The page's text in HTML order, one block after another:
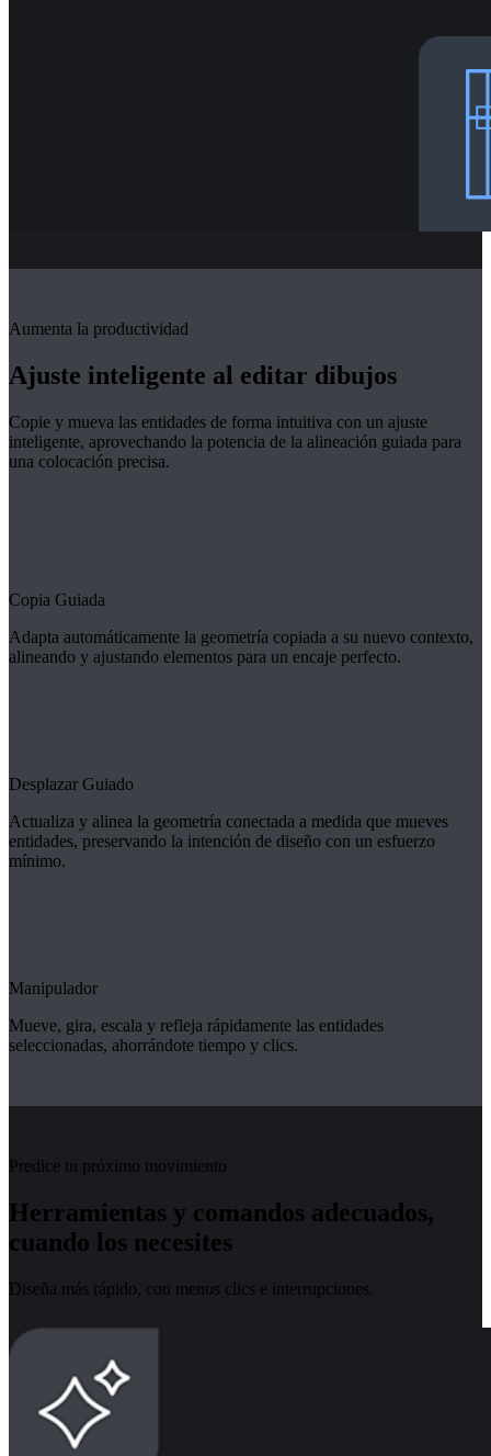
Aumenta la productividad
Ajuste inteligente al editar dibujos
Copie y mueva las entidades de forma intuitiva con un ajuste
inteligente, aprovechando la potencia de la alineación guiada para
una colocación precisa.
Copia Guiada
Adapta automáticamente la geometría copiada a su nuevo contexto,
alineando y ajustando elementos para un encaje perfecto.
Desplazar Guiado
Actualiza y alinea la geometría conectada a medida que mueves
entidades, preservando la intención de diseño con un esfuerzo
mínimo.
Manipulador
Mueve, gira, escala y refleja rápidamente las entidades
seleccionadas, ahorrándote tiempo y clics.
Predice tu próximo movimiento
Herramientas y comandos adecuados,
cuando los necesites
Diseña más rápido, con menos clics e interrupciones.